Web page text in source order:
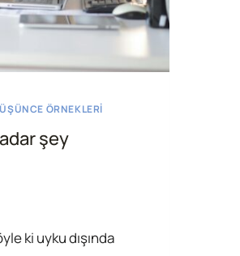
ÖRNEKLERI
şey
ki uyku dışında